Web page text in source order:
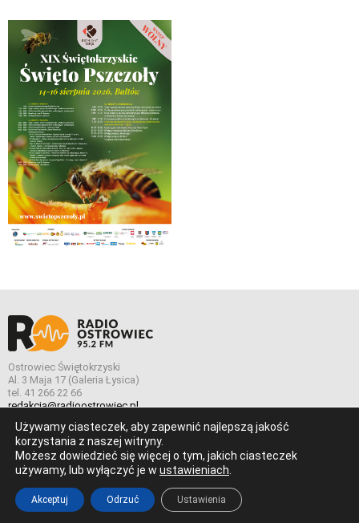
Ostrowiec Świętokrzyski
Al. 3 Maja 17 (Galeria Łysica)
tel. 41 266 22 66
redakcja@radioostrowiec.pl
© Wszelkie prawa zastrzeżone. Radio Ostrowiec 2026 Radio
Ostrowiec.
Stworzone z
Używamy ciasteczek, aby zapewnić najlepszą jakość
korzystania z naszej witryny.
Możesz dowiedzieć się więcej o tym, jakich ciasteczek
używamy, lub wyłączyć je w ustawieniach
Akceptuj Odrzuć Ustawienia